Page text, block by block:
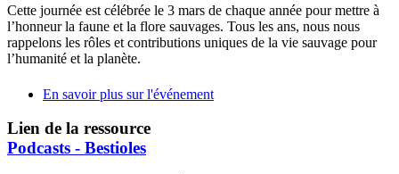
Cette journée est célébrée le 3 mars de chaque année pour mettre à
l’honneur la faune et la flore sauvages. Tous les ans, nous nous
rappelons les rôles et contributions uniques de la vie sauvage pour
l’humanité et la planète.
En savoir plus sur l'événement
Lien de la ressource
Podcasts - Bestioles